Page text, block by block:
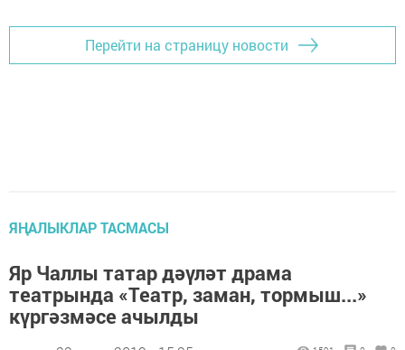
Перейти на страницу новости
ЯҢАЛЫКЛАР ТАСМАСЫ
Яр Чаллы татар дәүләт драма
театрында «Театр, заман, тормыш...»
күргәзмәсе ачылды